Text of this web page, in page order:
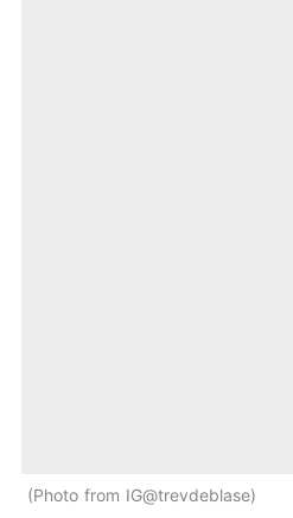
Photo from IG@trevdeblase